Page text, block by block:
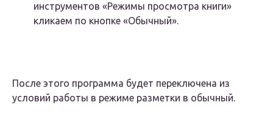
инструментов «Режимы просмотра книги»
кликаем по кнопке «Обычный».
После этого программа будет переключена из
условий работы в режиме разметки в обычный.